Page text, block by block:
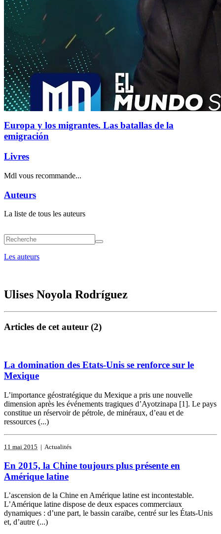
Europa y los migrantes. Las batallas de la
emigración
Livres
Mdl vous recommande...
Auteurs
La liste de tous les auteurs
Les auteurs
Ulises Noyola Rodríguez
Articles de cet auteur (2)
La domination des Etats-Unis se renforce sur le
Mexique
L’importance géostratégique du Mexique a pris une nouvelle
dimension après les événements tragiques d’Ayotzinapa [1]. Le pays
constitue un réservoir de pétrole, de minéraux, d’eau et de
ressources (...)
11 mai 2015 | Actualités
En 2015, la Chine toujours plus présente en
Amérique latine
L’ascension de la Chine en Amérique latine est incontestable.
L’Amérique latine dispose de deux espaces commerciaux
dynamiques : d’une part, le bassin caraïbe, centré sur les États-Unis
et, d’autre (...)